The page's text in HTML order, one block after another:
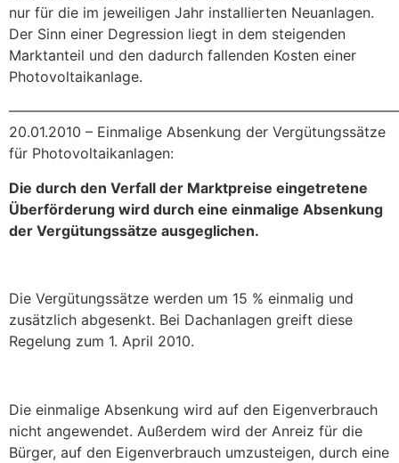
nur für die im jeweiligen Jahr installierten Neuanlagen.
Der Sinn einer Degression liegt in dem steigenden
Marktanteil und den dadurch fallenden Kosten einer
Photovoltaikanlage.
20.01.2010 – Einmalige Absenkung der Vergütungssätze
für Photovoltaikanlagen:
Die durch den Verfall der Marktpreise eingetretene
Überförderung wird durch eine einmalige Absenkung
der Vergütungssätze ausgeglichen.
Die Vergütungssätze werden um 15 % einmalig und
zusätzlich abgesenkt. Bei Dachanlagen greift diese
Regelung zum 1. April 2010.
Die einmalige Absenkung wird auf den Eigenverbrauch
nicht angewendet. Außerdem wird der Anreiz für die
Bürger, auf den Eigenverbrauch umzusteigen, durch eine